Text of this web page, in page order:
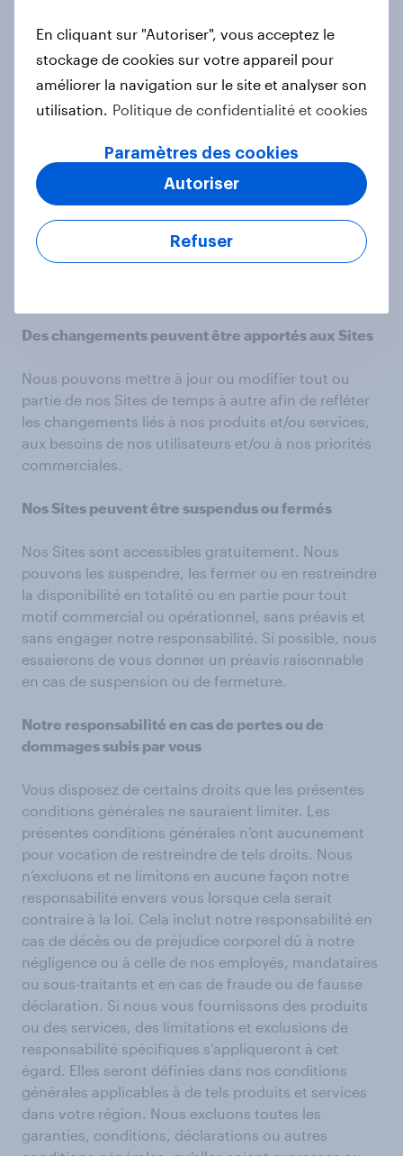
Des changements peuvent être apportés aux
Conditions générales
Nous pouvons modifier les présentes conditions
générales de temps à autre, sans préavis. Veuillez les
notre site afin d’être certain(e) de comprendre
lesquelles s’appliquent spécifiquement à votre
utilisation de notre site Internet à ce moment-là. Le
fait de continuer à utiliser notre site après des
modifications ou changements apportés aux
Des changements peuvent être apportés aux Sites
Nous pouvons mettre à jour ou modifier tout ou
partie de nos Sites de temps à autre afin de refléter
les changements liés à nos produits et/ou services,
aux besoins de nos utilisateurs et/ou à nos priorités
commerciales.
Nos Sites peuvent être suspendus ou fermés
Nos Sites sont accessibles gratuitement. Nous
pouvons les suspendre, les fermer ou en restreindre
la disponibilité en totalité ou en partie pour tout
motif commercial ou opérationnel, sans préavis et
sans engager notre responsabilité. Si possible, nous
essaierons de vous donner un préavis raisonnable
en cas de suspension ou de fermeture.
Notre responsabilité en cas de pertes ou de
dommages subis par vous
Vous disposez de certains droits que les présentes
conditions générales ne sauraient limiter. Les
présentes conditions générales n’ont aucunement
pour vocation de restreindre de tels droits. Nous
n’excluons et ne limitons en aucune façon notre
responsabilité envers vous lorsque cela serait
contraire à la loi. Cela inclut notre responsabilité en
cas de décès ou de préjudice corporel dû à notre
négligence ou à celle de nos employés, mandataires
ou sous-traitants et en cas de fraude ou de fausse
déclaration. Si nous vous fournissons des produits
ou des services, des limitations et exclusions de
responsabilité spécifiques s’appliqueront à cet
égard. Elles seront définies dans nos conditions
générales applicables à de tels produits et services
dans votre région. Nous excluons toutes les
garanties, conditions, déclarations ou autres
En cliquant sur "Autoriser", vous acceptez le
stockage de cookies sur votre appareil pour
améliorer la navigation sur le site et analyser son
utilisation. Politique de confidentialité et cookies
Paramètres des cookies
Refuser
Autoriser